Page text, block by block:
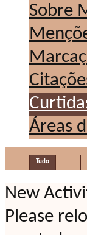
Sobre
Áreas
Tudo
New
Please